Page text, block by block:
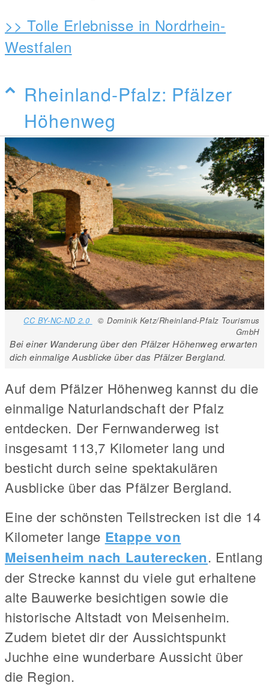
>> Tolle Erlebnisse in Nordrhein-
Westfalen
Rheinland-Pfalz: Pfälzer
Höhenweg
CC BY-NC-ND 2.0
© Dominik Ketz/Rheinland-Pfalz Tourismus
GmbH
Bei einer Wanderung über den Pfälzer Höhenweg erwarten
dich einmalige Ausblicke über das Pfälzer Bergland.
Auf dem Pfälzer Höhenweg kannst du die
einmalige Naturlandschaft der Pfalz
entdecken. Der Fernwanderweg ist
insgesamt 113,7 Kilometer lang und
besticht durch seine spektakulären
Ausblicke über das Pfälzer Bergland.
Eine der schönsten Teilstrecken ist die 14
Kilometer lange Etappe von
Meisenheim nach Lauterecken. Entlang
der Strecke kannst du viele gut erhaltene
alte Bauwerke besichtigen sowie die
historische Altstadt von Meisenheim.
Zudem bietet dir der Aussichtspunkt
Juchhe eine wunderbare Aussicht über
die Region.